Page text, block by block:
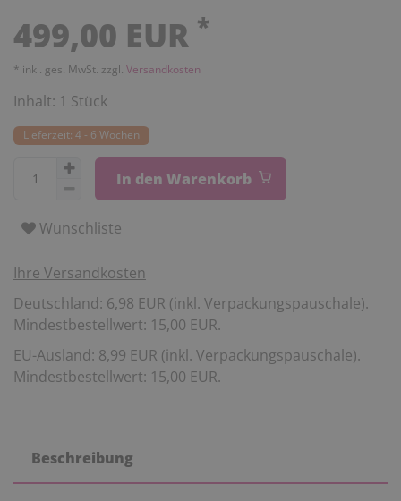
499,00 EUR *
* inkl. ges. MwSt. zzgl. Versandkosten
Inhalt: 1 Stück
Lieferzeit: 4 - 6 Wochen
In den Warenkorb
Wunschliste
Ihre Versandkosten
Deutschland: 6,98 EUR (inkl. Verpackungspauschale).
Mindestbestellwert: 15,00 EUR.
EU-Ausland: 8,99 EUR (inkl. Verpackungspauschale).
Mindestbestellwert: 15,00 EUR.
Beschreibung